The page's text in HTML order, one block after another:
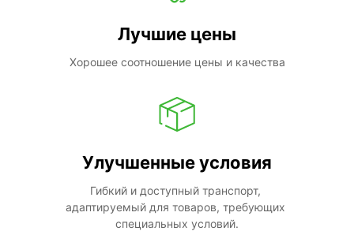
Лучшие цены
Хорошее соотношение цены и качества
Улучшенные условия
Гибкий и доступный транспорт,
адаптируемый для товаров, требующих
специальных условий.